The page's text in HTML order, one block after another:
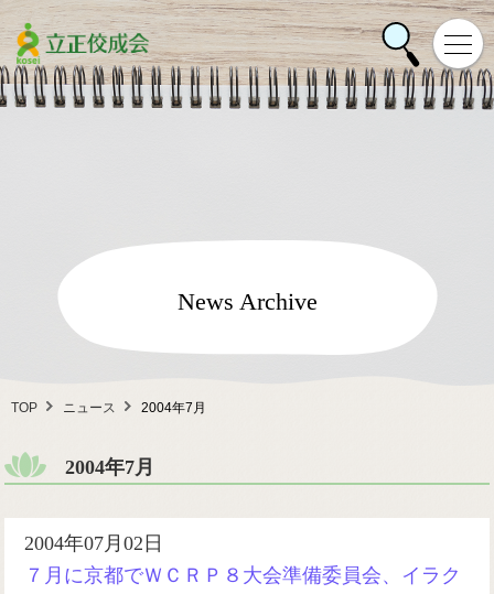
News Archive
TOP ニュース 2004年7月
2004年7月
2004年07月02日
７月に京都でＷＣＲＰ８大会準備委員会、イラク